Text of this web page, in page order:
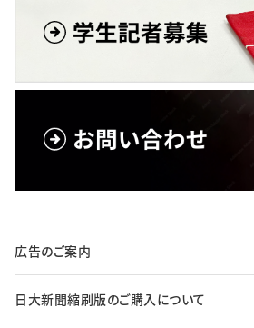
広告のご案内
日大新聞縮刷版のご購入について